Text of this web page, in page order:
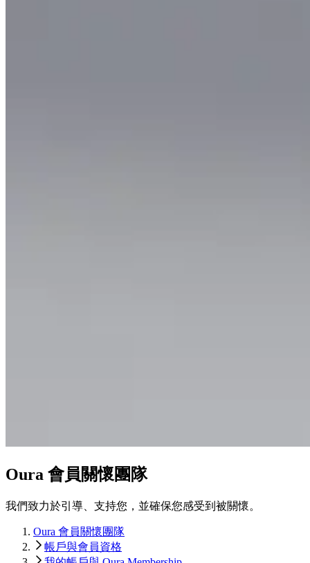
Oura 會員關懷團隊
我們致力於引導、支持您，並確保您感受到被關懷。
Oura 會員關懷團隊
帳戶與會員資格